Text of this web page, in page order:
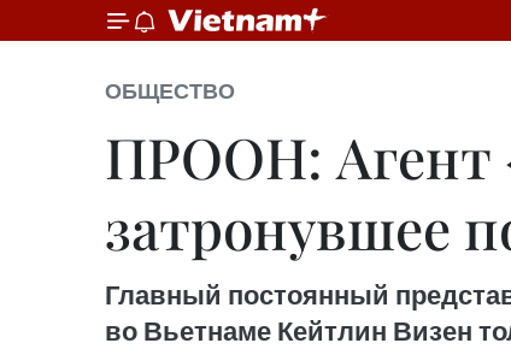
ОБЩЕСТВО
ПРООН: Агент
затронувшее
Главный постоянный
во Вьетнаме Кейтлин Визен